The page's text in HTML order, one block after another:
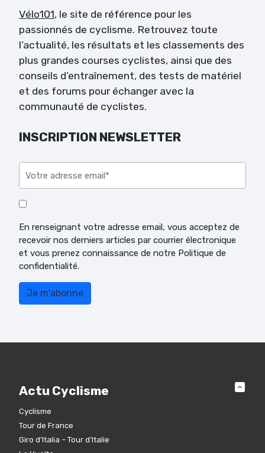
Vélo101, le site de référence pour les
passionnés de cyclisme. Retrouvez toute
l’actualité, les résultats et les classements des
plus grandes courses cyclistes, ainsi que des
conseils d’entraînement, des tests de matériel
et des forums pour échanger avec la
communauté de cyclistes.
INSCRIPTION NEWSLETTER
En renseignant votre adresse email, vous acceptez de
recevoir nos derniers articles par courrier électronique
et vous prenez connaissance de notre Politique de
confidentialité.
Actu Cyclisme
Cyclisme
Tour de France
Giro d’Italia – Tour d’Italie